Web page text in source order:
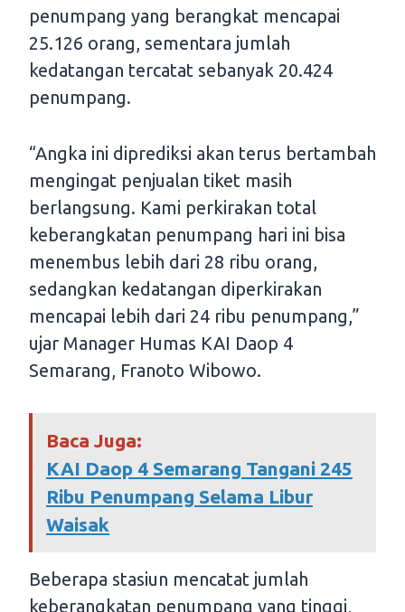
penumpang yang berangkat mencapai
25.126 orang, sementara jumlah
kedatangan tercatat sebanyak 20.424
penumpang.
“Angka ini diprediksi akan terus bertambah
mengingat penjualan tiket masih
berlangsung. Kami perkirakan total
keberangkatan penumpang hari ini bisa
menembus lebih dari 28 ribu orang,
sedangkan kedatangan diperkirakan
mencapai lebih dari 24 ribu penumpang,”
ujar Manager Humas KAI Daop 4
Semarang, Franoto Wibowo.
Baca Juga:
KAI Daop 4 Semarang Tangani 245
Ribu Penumpang Selama Libur
Waisak
Beberapa stasiun mencatat jumlah
keberangkatan penumpang yang tinggi,